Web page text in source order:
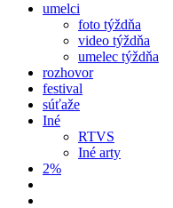
umelci
foto týždňa
video týždňa
umelec týždňa
rozhovor
festival
súťaže
Iné
RTVS
Iné arty
2%